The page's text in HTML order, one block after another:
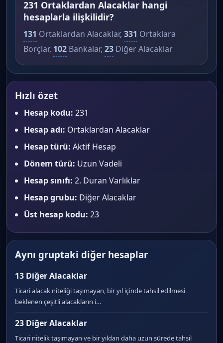
231 Ortaklardan Alacaklar hangi
hesaplarla ilişkilidir?
131 Ortaklardan Alacaklar, 331 Ortaklara
Borçlar, 102 Bankalar, 23 Diğer Alacaklar
Hızlı özet
Hesap kodu: 231
Hesap adı: Ortaklardan Alacaklar
Hesap türü: Aktif Hesap
Dönem türü: Uzun Vadeli
Hesap sınıfı: 2. Duran Varlıklar
Hesap grubu: Diğer Alacaklar
Üst hesap kodu: 23
Aynı gruptaki diğer hesaplar
13 Diğer Alacaklar
Ticari alacak niteliği taşımayan, bir yıl içinde tahsil edilmesi
beklenen çeşitli alacakların i…
23 Diğer Alacaklar
Ticari nitelik taşımayan ve bir yıldan daha uzun sürede tahsil